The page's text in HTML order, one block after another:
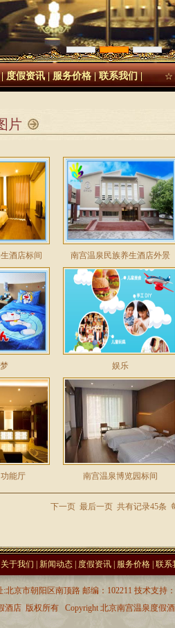
1 2 3
度假资讯|服务价格|联系我们|☆
片
酒店标间 南宫温泉民族养生酒店外景
娱乐
能厅 南宫温泉博览园标间
下一页 最后一页共有记录45条
关于我们 新闻动态 度假资讯 服务价格 联系
:北京市朝阳区南顶路 邮编：102211 技术支持：
酒店 版权所有 Copyright 北京南宫温泉度假酒